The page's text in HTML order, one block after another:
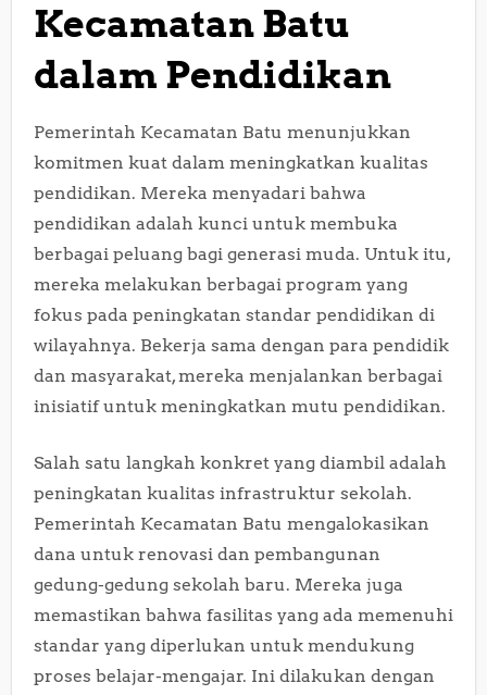
Kecamatan Batu
dalam Pendidikan
Pemerintah Kecamatan Batu menunjukkan
komitmen kuat dalam meningkatkan kualitas
pendidikan. Mereka menyadari bahwa
pendidikan adalah kunci untuk membuka
berbagai peluang bagi generasi muda. Untuk itu,
mereka melakukan berbagai program yang
fokus pada peningkatan standar pendidikan di
wilayahnya. Bekerja sama dengan para pendidik
dan masyarakat, mereka menjalankan berbagai
inisiatif untuk meningkatkan mutu pendidikan.
Salah satu langkah konkret yang diambil adalah
peningkatan kualitas infrastruktur sekolah.
Pemerintah Kecamatan Batu mengalokasikan
dana untuk renovasi dan pembangunan
gedung-gedung sekolah baru. Mereka juga
memastikan bahwa fasilitas yang ada memenuhi
standar yang diperlukan untuk mendukung
proses belajar-mengajar. Ini dilakukan dengan